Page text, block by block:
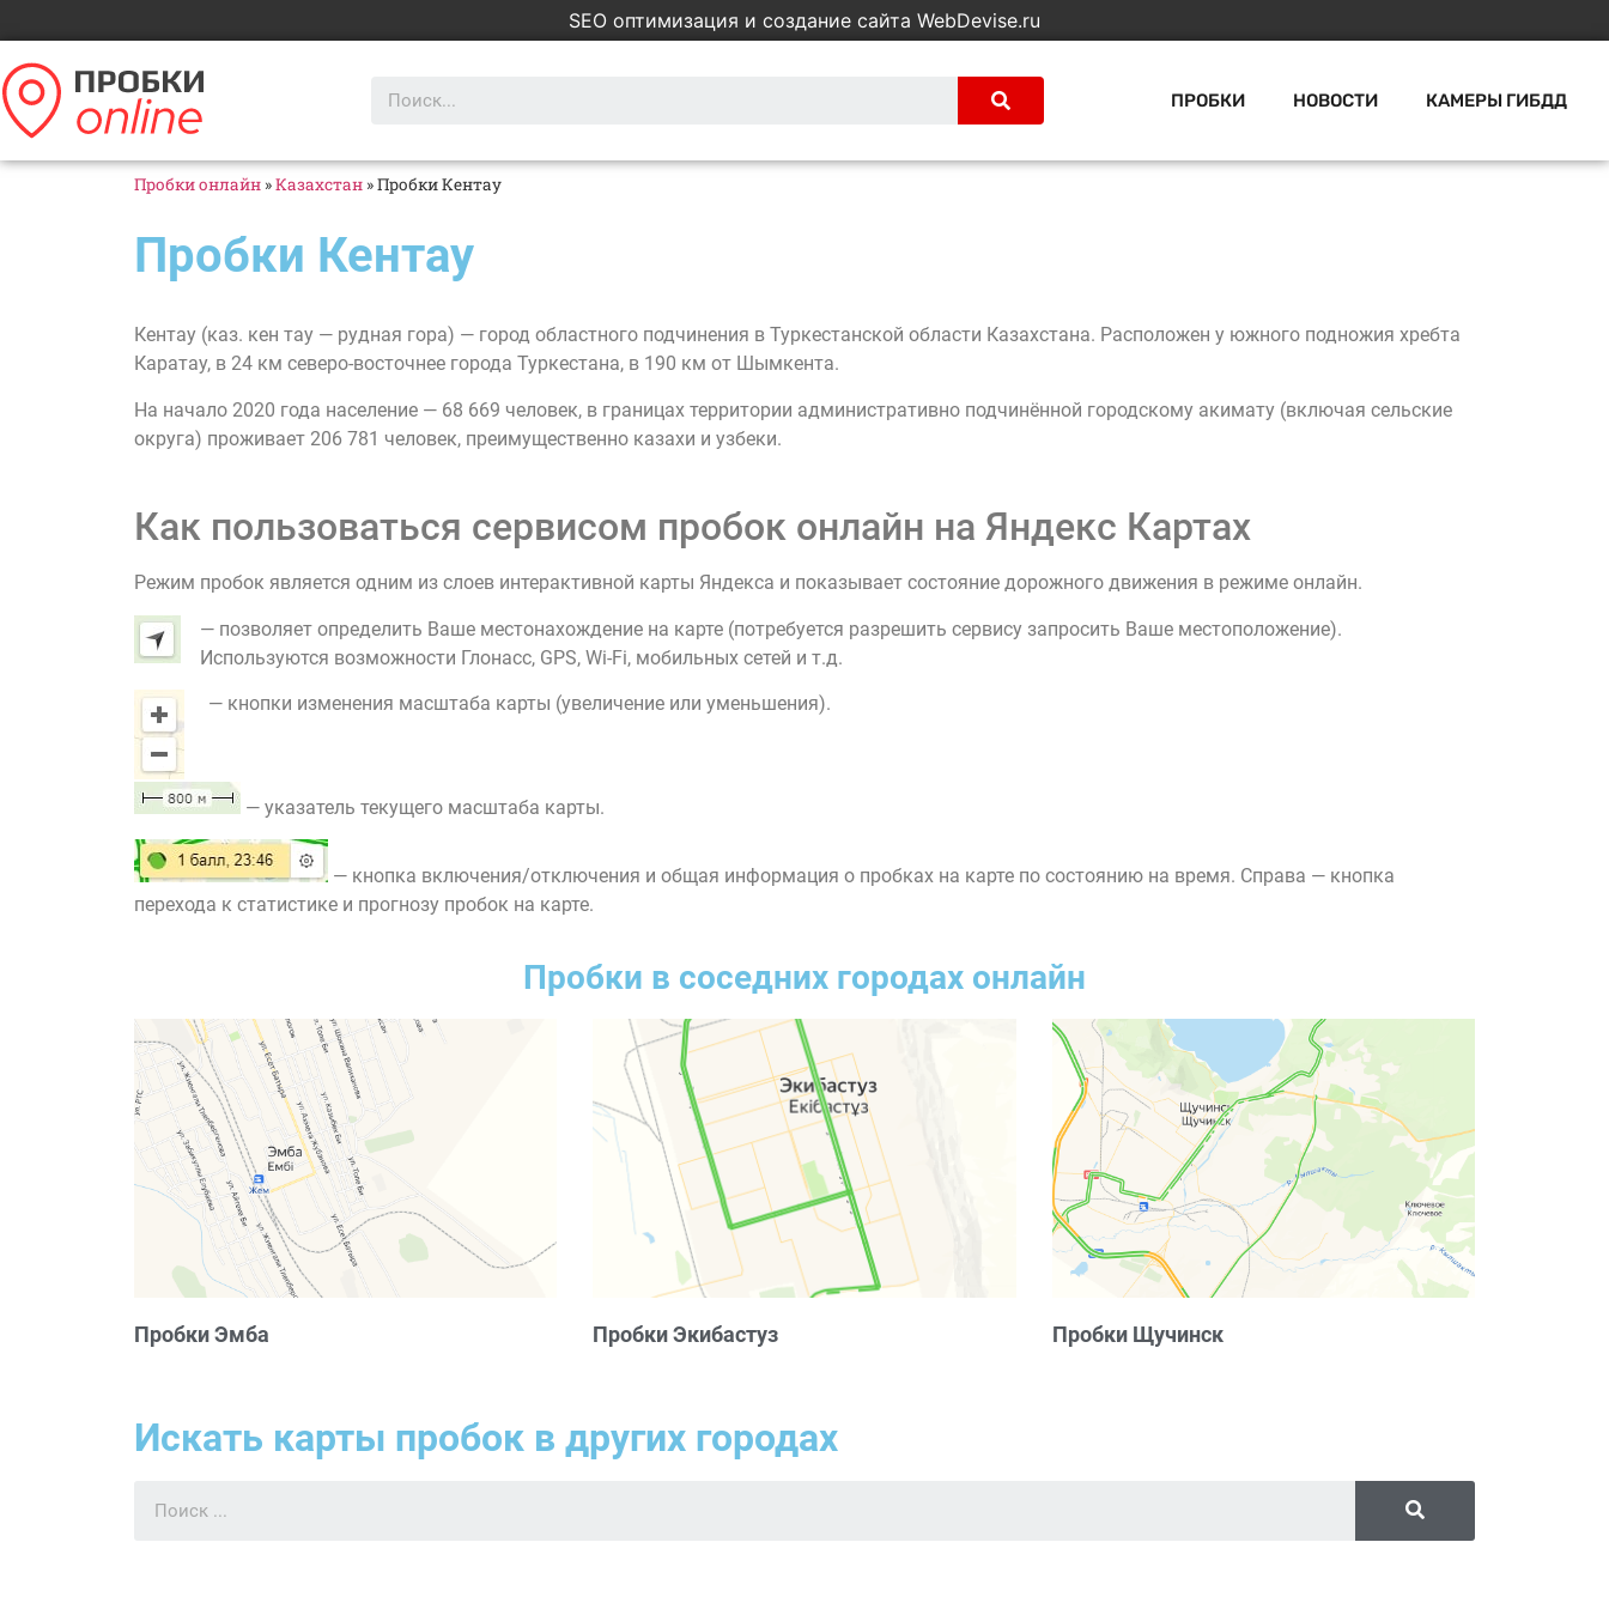
SEO оптимизация и создание сайта WebDevise.ru
ПРОБКИ НОВОСТИ КАМЕРЫ ГИБДД
Пробки онлайн »Казахстан »Пробки Кентау
Пробки Кентау
Кентау (каз. кен тау — рудная гора) — город областного подчинения в Туркестанской области Казахстана. Расположен у южного подножия хребта
Каратау, в 24 км северо-восточнее города Туркестана, в 190 км от Шымкента.
На начало 2020 года население — 68 669 человек, в границах территории административно подчинённой городскому акимату (включая сельские
округа) проживает 206 781 человек, преимущественно казахи и узбеки.
Как пользоваться сервисом пробок онлайн на Яндекс Картах
Режим пробок является одним из слоев интерактивной карты Яндекса и показывает состояние дорожного движения в режиме онлайн.
— позволяет определить Ваше местонахождение на карте (потребуется разрешить сервису запросить Ваше местоположение).
Используются возможности Глонасс, GPS, Wi-Fi, мобильных сетей и т.д.
— кнопки изменения масштаба карты (увеличение или уменьшения).
— указатель текущего масштаба карты.
— кнопка включения/отключения и общая информация о пробках на карте по состоянию на время. Справа — кнопка
перехода к статистике и прогнозу пробок на карте.
Пробки в соседних городах онлайн
Пробки Эмба Пробки Экибастуз Пробки Щучинск
Искать карты пробок в других городах